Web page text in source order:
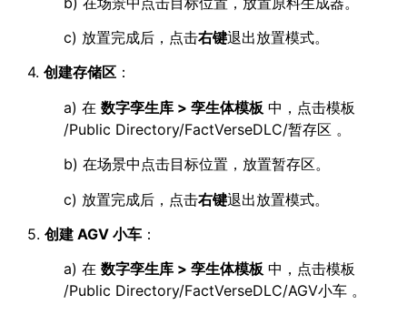
c) 放置完成后，点击右键退出放置模式。
4. 创建存储区 ：
a) 在 数字孪生库 > 孪生体模板 中，点击模板
/Public Directory/FactVerseDLC/暂存区 。
b) 在场景中点击目标位置，放置暂存区。
c) 放置完成后，点击右键退出放置模式。
5. 创建 AGV 小车 ：
a) 在 数字孪生库 > 孪生体模板 中，点击模板
/Public Directory/FactVerseDLC/AGV小车 。